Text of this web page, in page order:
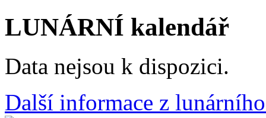
LUNÁRNÍ kalendář
Data nejsou k dispozici.
Další informace z